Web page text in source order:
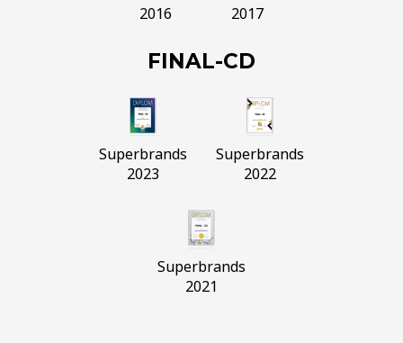
2016
2017
FINAL-CD
Superbrands
2023
Superbrands
2022
Superbrands
2021